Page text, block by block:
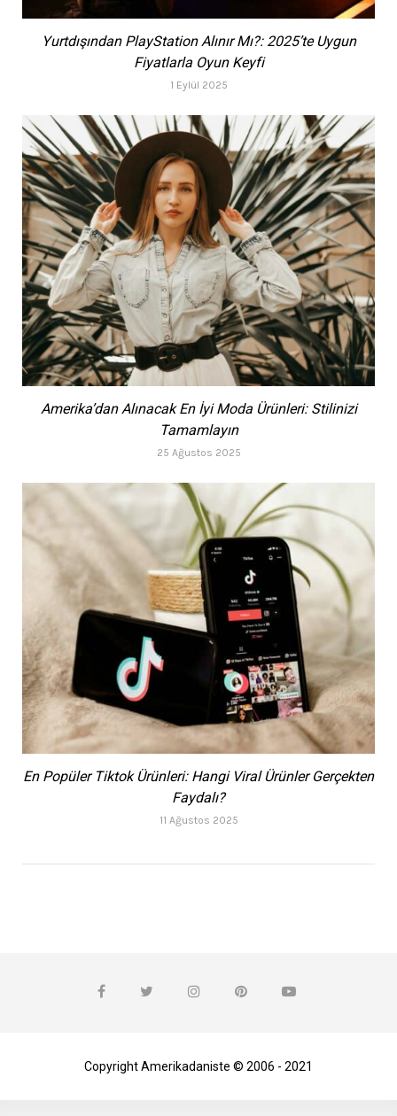
Yurtdışından PlayStation Alınır Mı?: 2025’te Uygun
Fiyatlarla Oyun Keyfi
1 Eylül 2025
Amerika’dan Alınacak En İyi Moda Ürünleri: Stilinizi
Tamamlayın
25 Ağustos 2025
En Popüler Tiktok Ürünleri: Hangi Viral Ürünler Gerçekten
Faydalı?
11 Ağustos 2025
Copyright Amerikadaniste © 2006 - 2021